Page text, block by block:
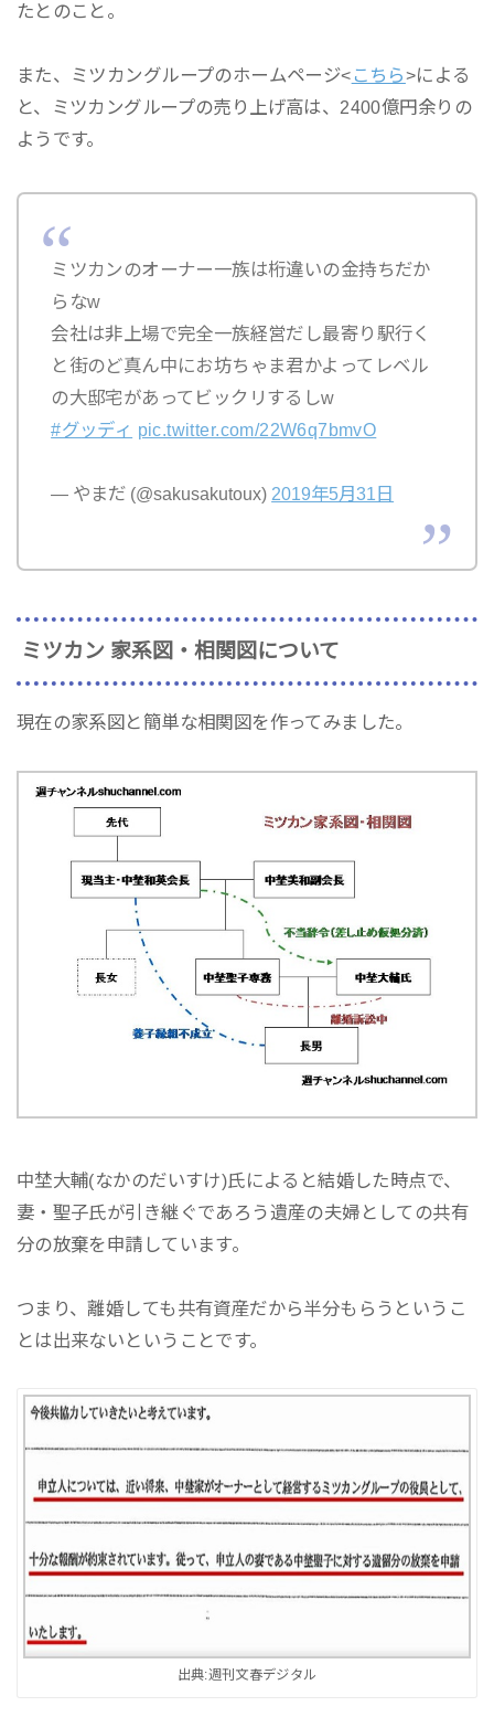
たとのこと。
また、ミツカングループのホームページ< こちら>による
と、ミツカングループの売り上げ高は、2400億円余りの
ようです。
ミツカンのオーナー一族は桁違いの金持ちだか
らなw
会社は非上場で完全一族経営だし最寄り駅行く
と街のど真ん中にお坊ちゃま君かよってレベル
の大邸宅があってビックリするしw
#グッディ pic.twitter.com/22W6q7bmvO
— やまだ (@sakusakutoux) 2019年5月31日
ミツカン 家系図・相関図について
現在の家系図と簡単な相関図を作ってみました。
中埜大輔(なかのだいすけ)氏によると結婚した時点で、
妻・聖子氏が引き継ぐであろう遺産の夫婦としての共有
分の放棄を申請しています。
つまり、離婚しても共有資産だから半分もらうというこ
とは出来ないということです。
出典:週刊文春デジタル